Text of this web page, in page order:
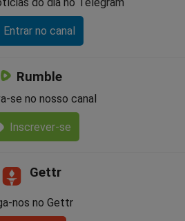
do dia no Telegram
Entrar no canal
Rumble
se no nosso canal
Inscrever-se
Gettr
nos no Gettr